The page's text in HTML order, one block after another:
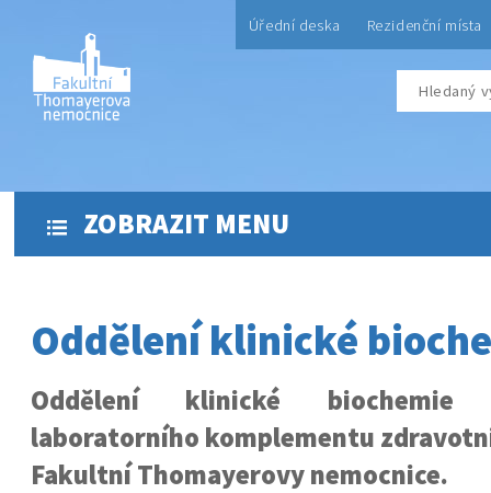
Úřední deska Rezidenční místa
ZOBRAZIT MENU
Oddělení klinické
Oddělení klinické
laboratorního komplementu
Fakultní Thomayerovy nemocnice.